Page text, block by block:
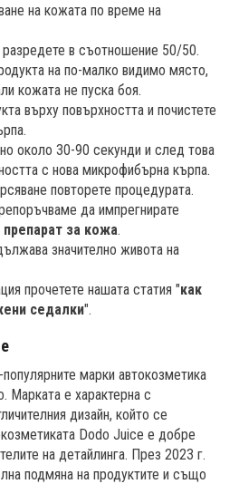
на кожата по време на
в съотношение 50/50.
на по-малко видимо място,
кожата не пуска боя.
върху повърхността и почистете
около 30-90 секунди и след това
с нова микрофибърна кърпа.
повторете процедурата.
да импрегнирате
за кожа.
значително живота на
прочетете нашата статия "как
седалки".
марки автокозметика
Марката е характерна с
дизайн, който се
Dodo Juice е добре
на детайлинга. През 2023 г.
подмяна на продуктите и също